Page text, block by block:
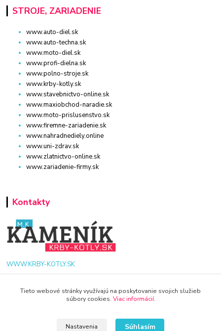
STROJE, ZARIADENIE
www.auto-diel.sk
www.auto-techna.sk
www.moto-diel.sk
www.profi-dielna.sk
www.polno-stroje.sk
www.krby-kotly.sk
www.stavebnictvo-online.sk
www.maxiobchod-naradie.sk
www.moto-prislusenstvo.sk
www.firemne-zariadenie.sk
www.nahradnediely.online
www.uni-zdrav.sk
www.zlatnictvo-online.sk
www.zariadenie-firmy.sk
Kontakty
WWW.KRBY-KOTLY.SK
Tieto webové stránky využívajú na poskytovanie svojich služieb
súbory cookies. Viac informácií.
Nastavenia Súhlasím